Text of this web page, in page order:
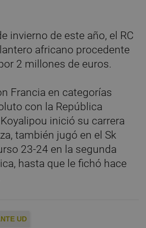
invierno de este año, el RC
africano procedente
2 millones de euros.
Francia en categorías
con la República
inició su carrera
también jugó en el Sk
23-24 en la segunda
hasta que le fichó hace
UD